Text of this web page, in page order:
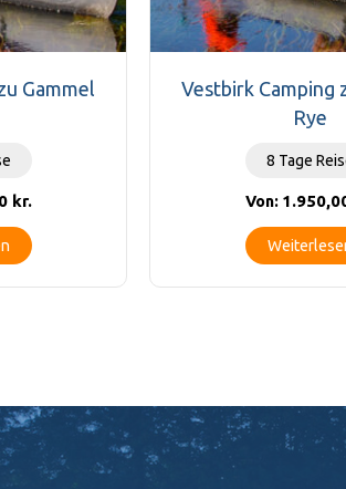
Gammel
kr.
Vestbirk Camping
Rye
8 Tage
Von: